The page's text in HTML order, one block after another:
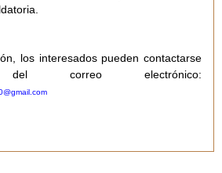
los interesados pueden contactarse
correo electrónico: